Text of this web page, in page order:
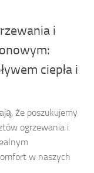
i
ciepła i
że poszukujemy
ogrzewania i
w naszych